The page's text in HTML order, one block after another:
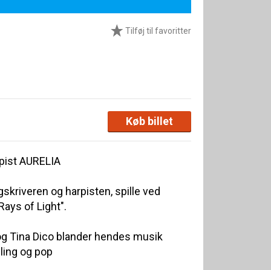
Tilføj til favoritter
Køb billet
AURELIA
og harpisten, spille ved
of Light".
Tina Dico blander hendes musik
og pop